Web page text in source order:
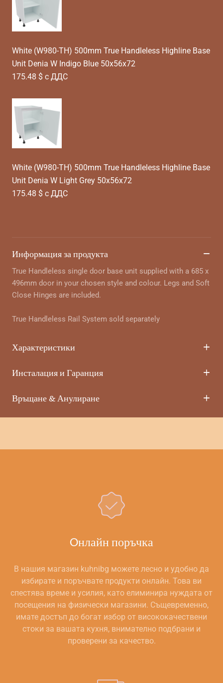
White (W980-TH) 500mm True Handleless Highline Base
Unit Denia W Indigo Blue 50x56x72
175.48 $ с ДДС
White (W980-TH) 500mm True Handleless Highline Base
Unit Denia W Light Grey 50x56x72
175.48 $ с ДДС
Информация за продукта
True Handleless single door base unit supplied with a 685 x
496mm door in your chosen style and colour. Legs and Soft
Close Hinges are included.
True Handleless Rail System sold separately
Характеристики
Инсталация и Гаранция
Връщане & Анулиране
Oнлайн поръчка
В нашия магазин kuhnibg можете лесно и удобно да
избирате и поръчвате продукти онлайн. Това ви
спестява време и усилия, като елиминира нуждата от
посещения на физически магазини. Същевременно,
имате достъп до богат избор от висококачествени
стоки за вашата кухня, внимателно подбрани и
проверени за качество.